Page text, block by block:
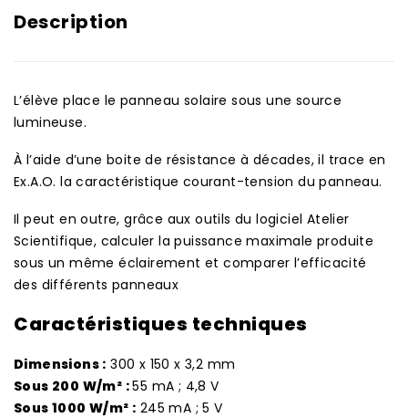
Description
L’élève place le panneau solaire sous une source
lumineuse.
À l’aide d’une boite de résistance à décades, il trace en
Ex.A.O. la caractéristique courant-tension du panneau.
Il peut en outre, grâce aux outils du logiciel Atelier
Scientifique, calculer la puissance maximale produite
sous un même éclairement et comparer l’efficacité
des différents panneaux
Caractéristiques techniques
Dimensions : 300 x 150 x 3,2 mm
Sous 200 W/m² :55 mA ; 4,8 V
Sous 1000 W/m² : 245 mA ; 5 V